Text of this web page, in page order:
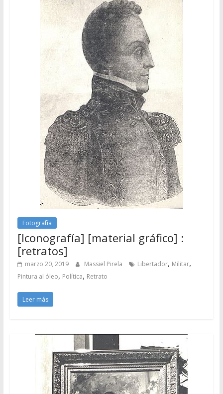
Fotografía
[Iconografía] [material gráfico] :
[retratos]
marzo 20, 2019 Massiel Pirela Libertador, Militar,
Pintura al óleo, Política, Retrato
Leer más